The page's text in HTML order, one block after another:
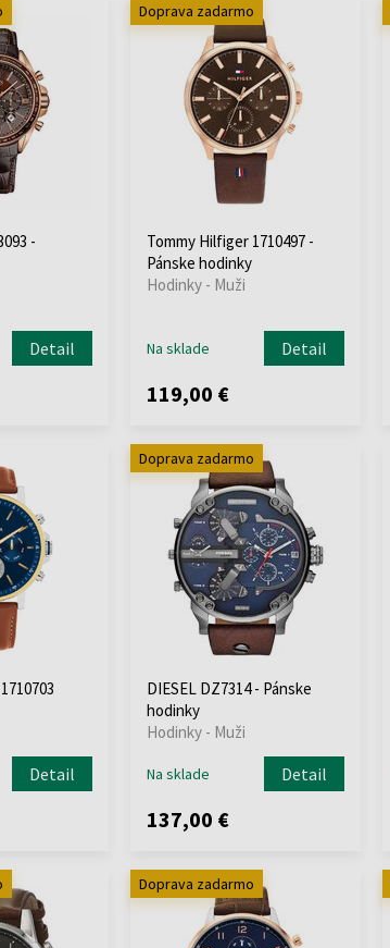
-
Detail
Doprava zadarmo
Tommy Hilfiger 1710497 -
Pánske hodinky
Hodinky - Muži
Na sklade Detail
119,00 €
Detail
Doprava zadarmo
DIESEL DZ7314 - Pánske
hodinky
Hodinky - Muži
Na sklade Detail
137,00 €
Doprava zadarmo